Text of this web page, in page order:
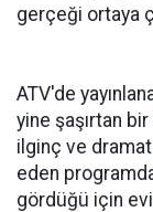
gerçeği ortaya
ATV'de
yine şaşırtan
ilginç ve
eden
gördüğü için